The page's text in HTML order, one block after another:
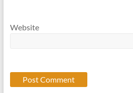
Website